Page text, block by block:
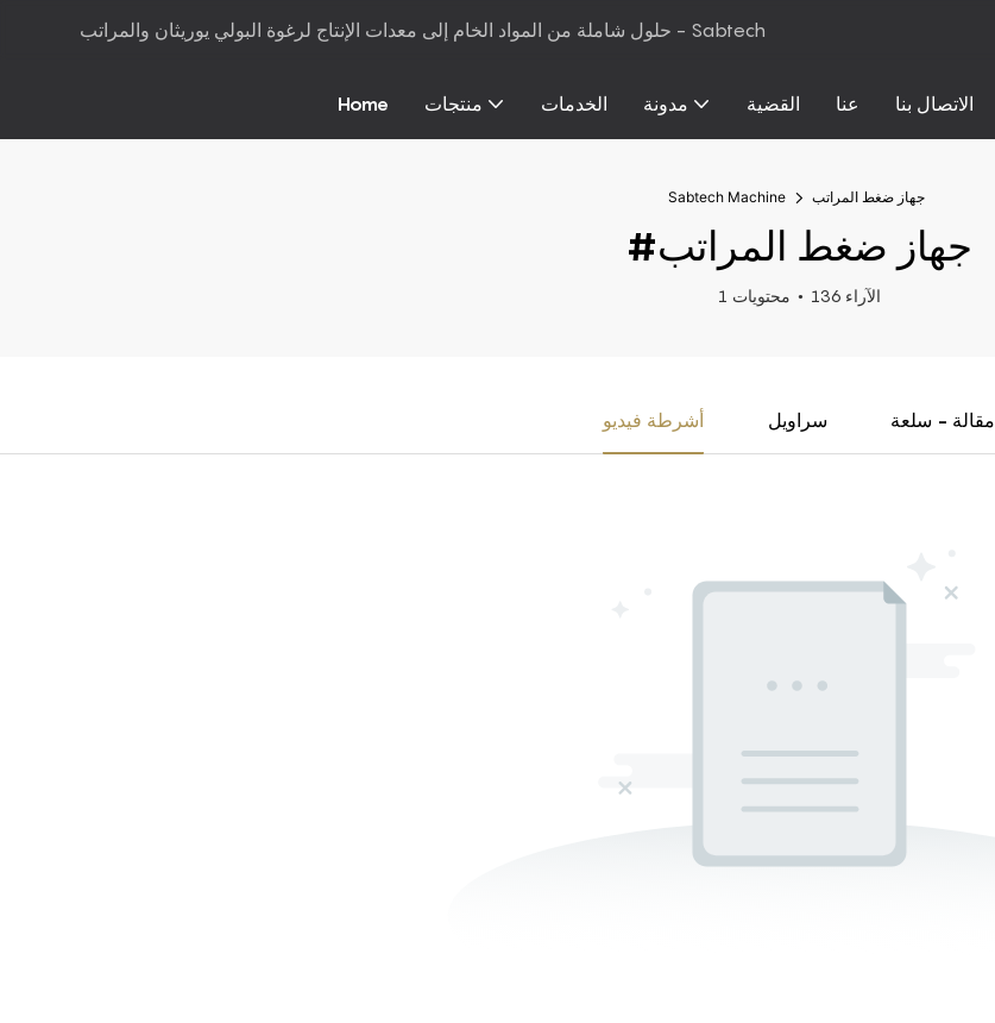
حلول شاملة من المواد الخام إلى معدات الإنتاج لرغوة البولي يوريثان والمراتب - Sabtech
Home منتجات الخدمات مدونة القضية عنا الاتصال بنا
Sabtech Machine جهاز ضغط المراتب
#جهاز ضغط المراتب
1 محتويات 136 الآراء
أشرطة فيديو سراويل مقالة - سلعة